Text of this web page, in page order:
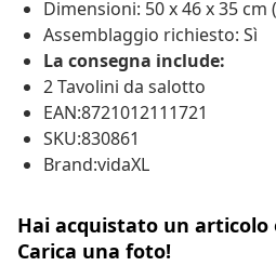
Dimensioni: 50 x 46 x 35 cm
Assemblaggio richiesto: Sì
La consegna include:
2 Tavolini da salotto
EAN:8721012111721
SKU:830861
Brand:vidaXL
Hai acquistato un articolo
Carica una foto!